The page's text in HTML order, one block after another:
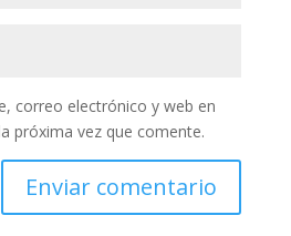
correo electrónico y web en
próxima vez que comente.